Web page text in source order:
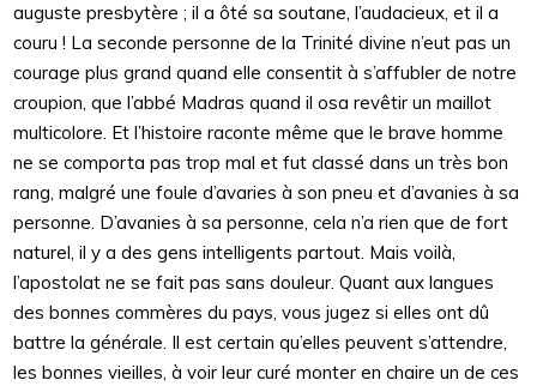
auguste presbytère ; il a ôté sa soutane, l’audacieux, et il a
couru ! La seconde personne de la Trinité divine n’eut pas un
courage plus grand quand elle consentit à s’affubler de notre
croupion, que l’abbé Madras quand il osa revêtir un maillot
multicolore. Et l’histoire raconte même que le brave homme
ne se comporta pas trop mal et fut classé dans un très bon
rang, malgré une foule d’avaries à son pneu et d’avanies à sa
personne. D’avanies à sa personne, cela n’a rien que de fort
naturel, il y a des gens intelligents partout. Mais voilà,
l’apostolat ne se fait pas sans douleur. Quant aux langues
des bonnes commères du pays, vous jugez si elles ont dû
battre la générale. Il est certain qu’elles peuvent s’attendre,
les bonnes vieilles, à voir leur curé monter en chaire un de ces